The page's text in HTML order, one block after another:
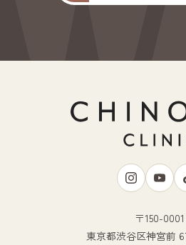
〒150-0001
東京都渋谷区神宮前